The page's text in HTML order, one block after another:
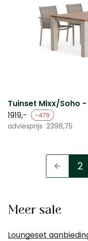
Tuinset Mixx/Soho
1919,-
-479
adviesprijs 2398,75
2
Meer sale
Loungeset